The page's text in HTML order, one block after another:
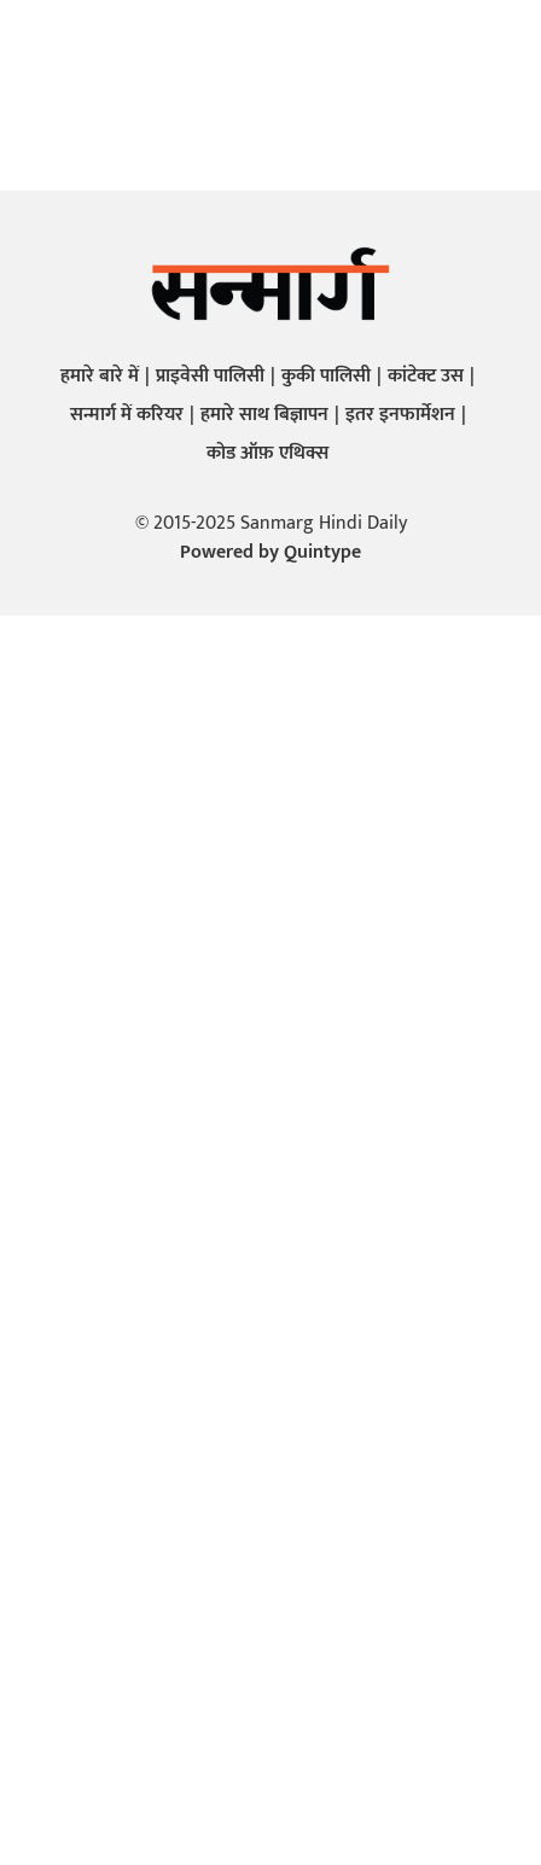
हमारे बारे में प्राइवेसी पालिसी कुकी पालिसी कांटेक्ट उस
सन्मार्ग में करियर हमारे साथ बिज्ञापन इतर इनफार्मेशन
कोड ऑफ़ एथिक्स
© 2015-2025 Sanmarg Hindi Daily
Powered byQuintype